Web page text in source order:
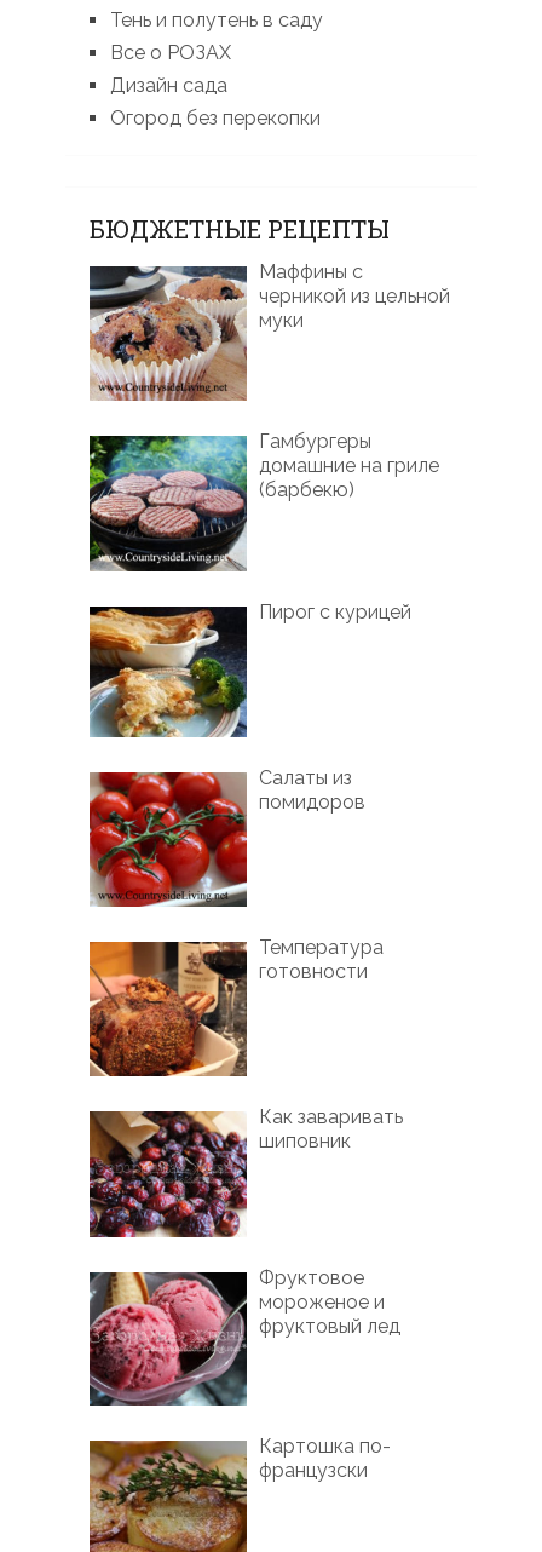
Тень и полутень в саду
Все о РОЗАХ
Дизайн сада
Огород без перекопки
БЮДЖЕТНЫЕ РЕЦЕПТЫ
Маффины с
черникой из цельной
муки
Гамбургеры
домашние на гриле
(барбекю)
Пирог с курицей
Салаты из
помидоров
Температура
готовности
Как заваривать
шиповник
Фруктовое
мороженое и
фруктовый лед
Картошка по-
французски